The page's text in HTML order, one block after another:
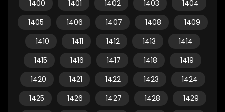
1400
1401 1402 1403
1404
1405
1406 1407 1408
1409
1410
1411 1412 1413
1414
1415
1416 1417 1418
1419
1420
1421 1422 1423
1424
1425
1426 1427 1428
1429